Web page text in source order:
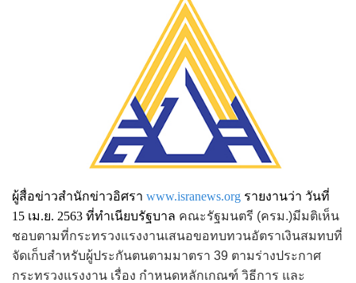
ผู้สื่อข่าวสำนักข่าวอิศรา www.isranews.org รายงานว่า วันที่
15 เม.ย. 2563 ที่ทำเนียบรัฐบาล คณะรัฐมนตรี (ครม.)มีมติเห็น
ชอบตามที่กระทรวงแรงงานเสนอขอทบทวนอัตราเงินสมทบที่
จัดเก็บสำหรับผู้ประกันตนตามมาตรา 39 ตามร่างประกาศ
กระทรวงแรงงาน เรื่อง กำหนดหลักเกณฑ์ วิธีการ และ